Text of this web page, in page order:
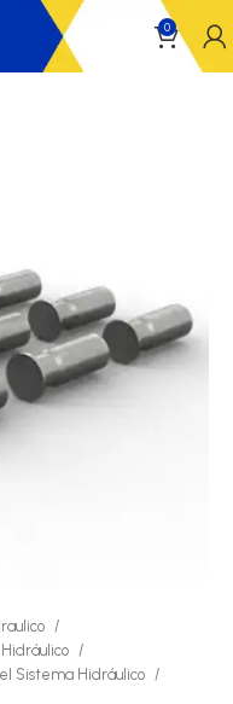
0
Sistema Hidráulico